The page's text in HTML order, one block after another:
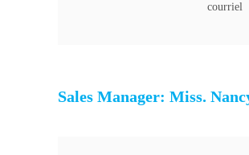
courriel
Sales Manager: Miss.